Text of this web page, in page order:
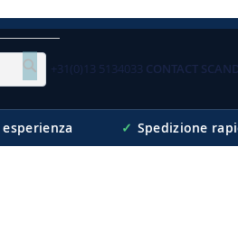
Cerca
+31(0)13 5134033 CONTACT
✓ Spedizione